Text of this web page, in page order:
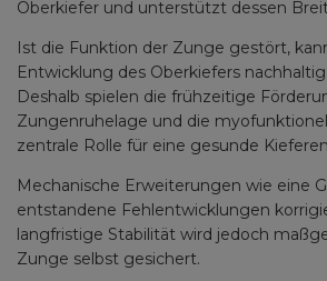
Oberkiefer und unterstützt dessen
Ist die Funktion der Zunge gestört,
Entwicklung des Oberkiefers
Deshalb spielen die frühzeitige
Zungenruhelage und die
zentrale Rolle für eine gesunde
Mechanische Erweiterungen wie eine
entstandene Fehlentwicklungen
langfristige Stabilität wird jedoch
Zunge selbst gesichert.